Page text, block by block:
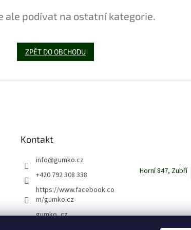
ale podívat na ostatní kategorie.
ZPĚT DO OBCHODU
Kontakt
info@gumko.cz
+420 792 308 338
https://www.facebook.co
m/gumko.cz
gumko_cz
Horní 847, Zubří